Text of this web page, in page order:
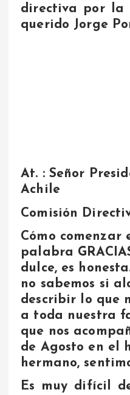
directiva por la
querido Jorge
At. : Señor
Achile
Comisión
Cómo comenzar
palabra
dulce, es
no sabemos si
describir lo que
a toda nuestra
que nos
de Agosto en el
hermano,
Es muy difícil